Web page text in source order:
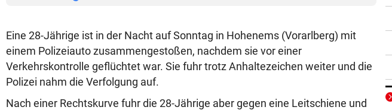
Eine 28-Jährige ist in der Nacht auf Sonntag in Hohenems (Vorarlberg) mit
einem Polizeiauto zusammengestoßen, nachdem sie vor einer
Verkehrskontrolle geflüchtet war. Sie fuhr trotz Anhaltezeichen weiter und die
Polizei nahm die Verfolgung auf.
Nach einer Rechtskurve fuhr die 28-Jährige aber gegen eine Leitschiene und